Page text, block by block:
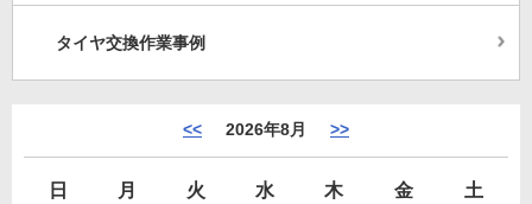
タイヤ交換作業事例
<< 2026年8月 >>
日 月 火 水 木 金
土